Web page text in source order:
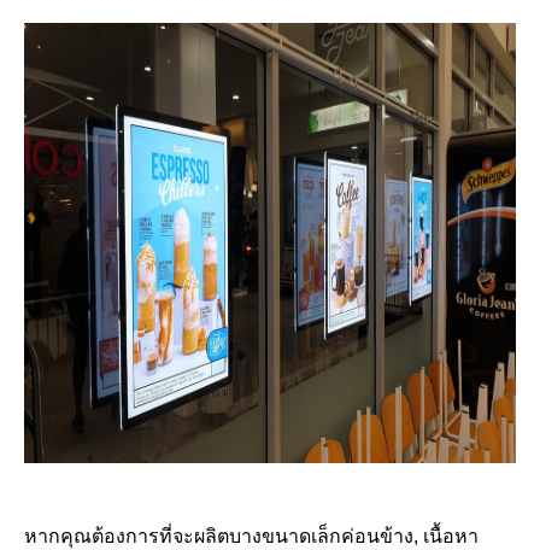
หากคุณต้องการที่จะผลิตบางขนาดเล็กค่อนข้าง, เนื้อหา